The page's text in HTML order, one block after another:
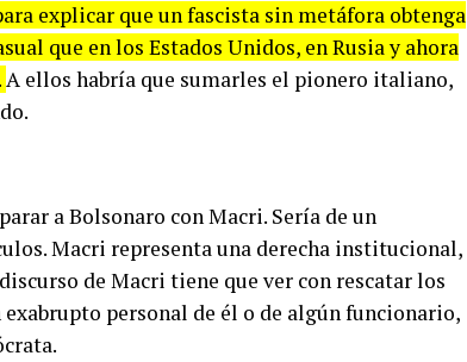
explicar que un fascista sin metáfora obtenga
que en los Estados Unidos, en Rusia y ahora
A ellos habría que sumarles el pionero italiano,
a Bolsonaro con Macri. Sería de un
Macri representa una derecha institucional,
de Macri tiene que ver con rescatar los
personal de él o de algún funcionario,